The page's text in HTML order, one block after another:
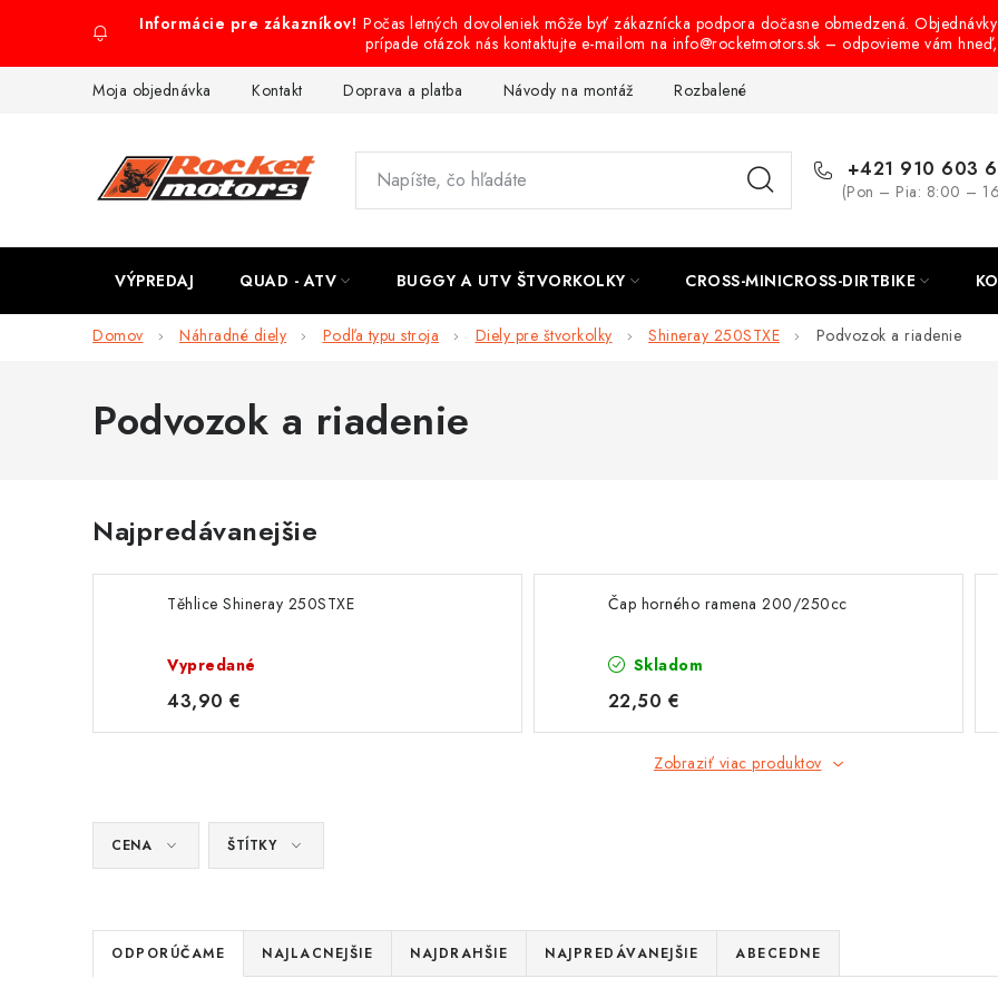
obsah
Počas letných dovoleniek môže byť zákaznícka podpora dočasne obmedzená.
prípade otázok nás kontaktujte e-mailom na info@rocketmotors.sk – odpovieme vám
Moja objednávka Kontakt Doprava a platba Návody na montáž Rozbalené, zánovné a použité produkty
+421 910 603
(Pon – Pia: 8:00 –
VÝPREDAJ QUAD - ATV BUGGY A UTV ŠTVORKOLKY CROSS-MINICROSS-DIRTBIKE
Domov Náhradné diely Podľa typu stroja Diely pre štvorkolky Shineray 250STXE Podvozok a riadenie
Podvozok a riadenie
Najpredávanejšie
Těhlice Shineray 250STXE
Vypredané
43,90 €
Čap horného ramena 200/250cc
Skladom
22,50 €
Zobraziť viac produktov
CENA ŠTÍTKY
RODPORÚČAME NAJLACNEJŠIE NAJDRAHŠIE NAJPREDÁVANEJŠIE ABECEDNE